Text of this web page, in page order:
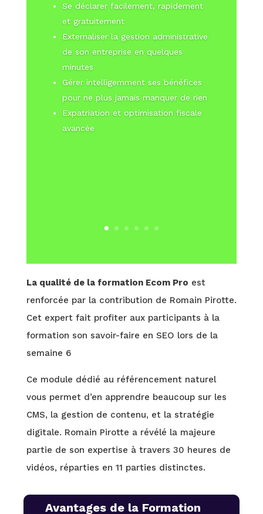
Se déclarer facilement, rapidement
et gratuitement
Externaliser la gestion administrative
de son entreprise en quelques
minutes
Gérer intelligemment ses bénéfices
pour ne plus jamais manquer de rien
Expatriation et optimisation fiscale
avancée
La qualité de la formation Ecom Pro est
renforcée par la contribution de Romain Pirotte.
Cet expert fait profiter aux participants à la
formation son savoir-faire en SEO lors de la
semaine 6
Ce module dédié au référencement naturel
vous permet d’en apprendre beaucoup sur les
CMS, la gestion de contenu, et la stratégie
digitale. Romain Pirotte a révélé la majeure
partie de son expertise à travers 30 heures de
vidéos, réparties en 11 parties distinctes.
Avantages de la Formation